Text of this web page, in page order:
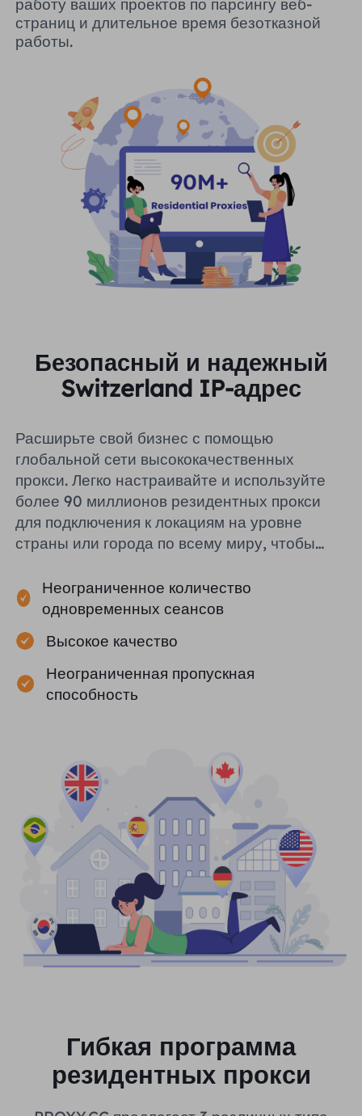
работу ваших проектов по парсингу веб-
страниц и длительное время безотказной
работы.
Безопасный и надежный
Switzerland IP-адрес
Расширьте свой бизнес с помощью
глобальной сети высококачественных
прокси. Легко настраивайте и используйте
более 90 миллионов резидентных прокси
для подключения к локациям на уровне
страны или города по всему миру, чтобы
публичные данные.
Неограниченное количество
одновременных сеансов
Высокое качество
Неограниченная пропускная
способность
Гибкая программа
резидентных прокси